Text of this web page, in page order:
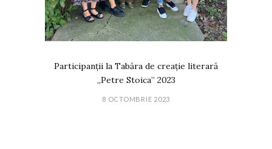
Participanții la Tabăra de creație literară
„Petre Stoica” 2023
8 OCTOMBRIE 2023